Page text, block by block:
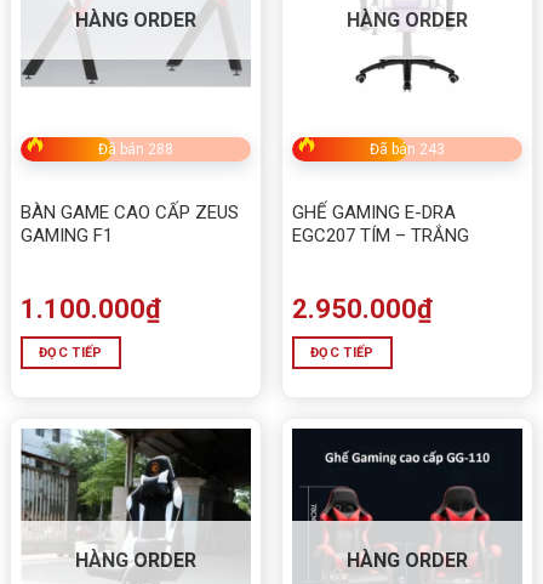
HÀNG ORDER
Đã bán 288
BÀN GAME CAO CẤP ZEUS
GAMING F1
1.100.000₫
ĐỌC TIẾP
HÀNG ORDER
Đã bán 243
GHẾ GAMING E-DRA
EGC207 TÍM – TRẮNG
2.950.000₫
ĐỌC TIẾP
HÀNG ORDER HÀNG ORDER